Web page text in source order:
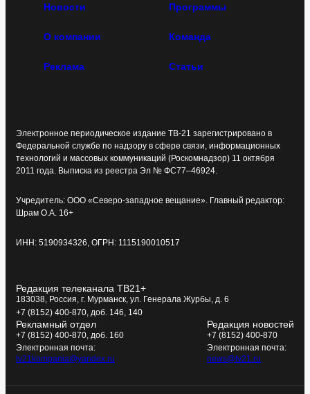
Новости Программы
О компании Команда
Реклама Статьи
Электронное периодическое издание ТВ-21 зарегистрировано в
Федеральной службе по надзору в сфере связи, информационных
технологий и массовых коммуникаций (Роскомнадзор) 11 октября
2011 года. Выписка из реестра Эл № ФС77–46924.
Учредитель: ООО «Северо-западное вещание». Главный редактор:
Шрам О.А. 16+
ИНН: 5190934326, ОГРН: 1115190010517
Редакция телеканала ТВ21+
183038, Россия, г. Мурманск, ул. Генерала Журбы, д. 6
+7 (8152) 400-870, доб. 146, 140
Рекламный отдел
+7 (8152) 400-870, доб. 160
Электронная почта:
tv21kompania@yandex.ru
Редакция новостей
+7 (8152) 400-870
Электронная почта:
news@tv21.ru